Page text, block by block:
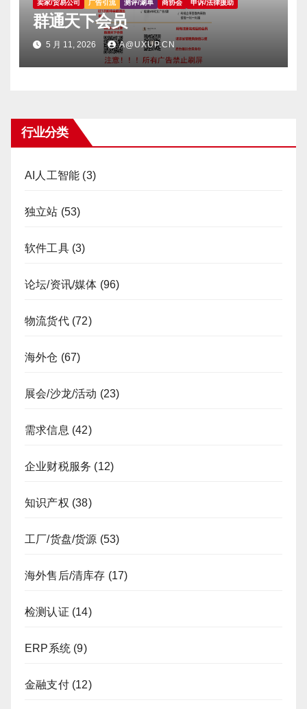
卖家/贸易公司 广告引流 测评/涮单 商协会 申诉/法律援助
群通天下会员
5 月 11, 2026 A@UXUP.CN
行业分类
AI人工智能 (3)
独立站 (53)
软件工具(3)
论坛/资讯/媒体 (96)
物流货代(72)
海外仓 (67)
展会/沙龙/活动 (23)
需求信息 (42)
企业财税服务 (12)
知识产权 (38)
工厂/货盘/货源 (53)
海外售后/清库存 (17)
检测认证 (14)
ERP系统 (9)
金融支付(12)